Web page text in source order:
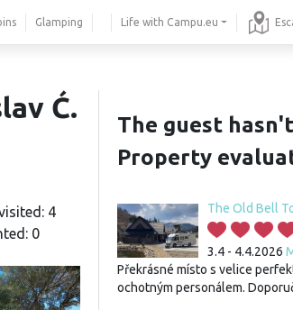
Glamping Life with Campu.eu
Ć.
4
0
The guest
Property
The Old Bell
3.4 - 4.4.2026
Překrásné místo s velice
ochotným personálem.